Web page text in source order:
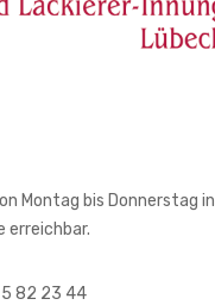
Montag bis Donnerstag
erreichbar.
5 82 23 44